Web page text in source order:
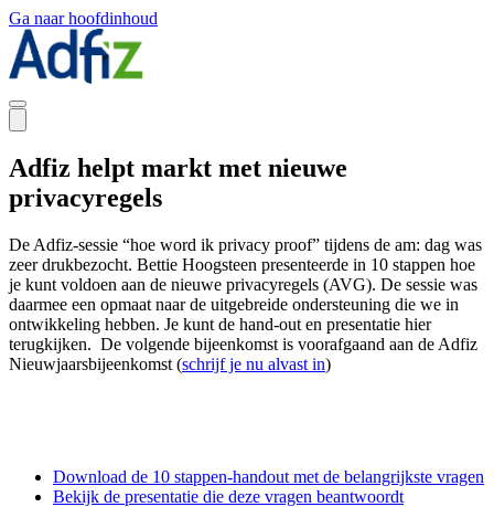
Ga naar hoofdinhoud
Adfiz helpt markt met nieuwe
privacyregels
De Adfiz-sessie “hoe word ik privacy proof” tijdens de am: dag was
zeer drukbezocht. Bettie Hoogsteen presenteerde in 10 stappen hoe
je kunt voldoen aan de nieuwe privacyregels (AVG). De sessie was
daarmee een opmaat naar de uitgebreide ondersteuning die we in
ontwikkeling hebben. Je kunt de hand-out en presentatie hier
terugkijken. De volgende bijeenkomst is voorafgaand aan de Adfiz
Nieuwjaarsbijeenkomst (schrijf je nu alvast in)
Download de 10 stappen-handout met de belangrijkste vragen
Bekijk de presentatie die deze vragen beantwoordt